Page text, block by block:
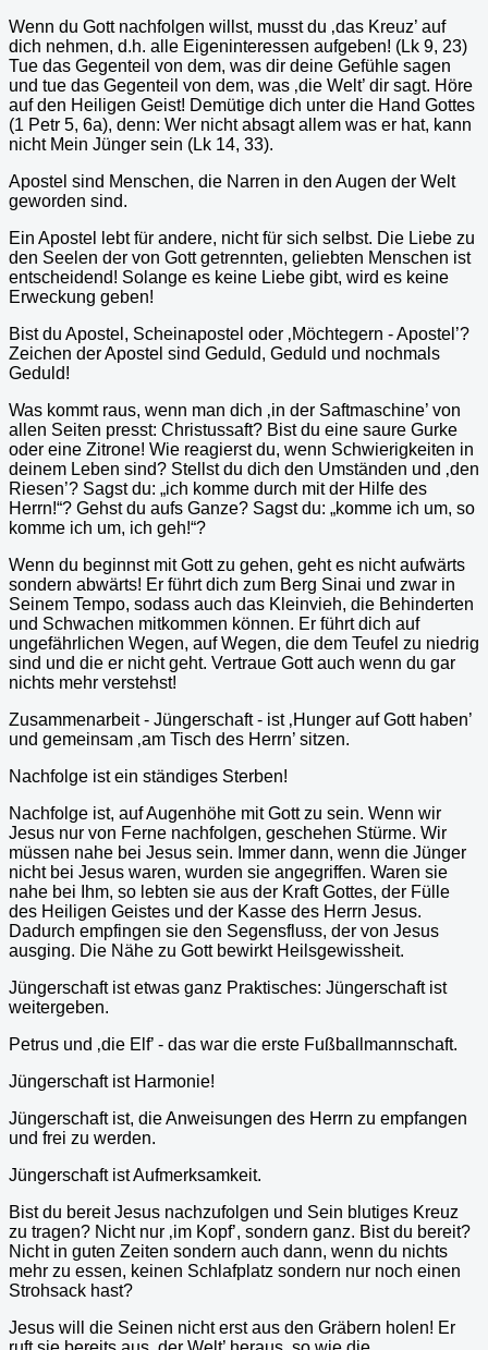
Wenn du Gott nachfolgen willst, musst du ‚das Kreuz’ auf
dich nehmen, d.h. alle Eigeninteressen aufgeben! (Lk 9, 23)
Tue das Gegenteil von dem, was dir deine Gefühle sagen
und tue das Gegenteil von dem, was ‚die Welt’ dir sagt. Höre
auf den Heiligen Geist! Demütige dich unter die Hand Gottes
(1 Petr 5, 6a), denn: Wer nicht absagt allem was er hat, kann
nicht Mein Jünger sein (Lk 14, 33).
Apostel sind Menschen, die Narren in den Augen der Welt
geworden sind.
Ein Apostel lebt für andere, nicht für sich selbst. Die Liebe zu
den Seelen der von Gott getrennten, geliebten Menschen ist
entscheidend! Solange es keine Liebe gibt, wird es keine
Erweckung geben!
Bist du Apostel, Scheinapostel oder ‚Möchtegern - Apostel’?
Zeichen der Apostel sind Geduld, Geduld und nochmals
Geduld!
Was kommt raus, wenn man dich ‚in der Saftmaschine’ von
allen Seiten presst: Christussaft? Bist du eine saure Gurke
oder eine Zitrone! Wie reagierst du, wenn Schwierigkeiten in
deinem Leben sind? Stellst du dich den Umständen und ‚den
Riesen’? Sagst du: „ich komme durch mit der Hilfe des
Herrn!“? Gehst du aufs Ganze? Sagst du: „komme ich um, so
komme ich um, ich geh!“?
Wenn du beginnst mit Gott zu gehen, geht es nicht aufwärts
sondern abwärts! Er führt dich zum Berg Sinai und zwar in
Seinem Tempo, sodass auch das Kleinvieh, die Behinderten
und Schwachen mitkommen können. Er führt dich auf
ungefährlichen Wegen, auf Wegen, die dem Teufel zu niedrig
sind und die er nicht geht. Vertraue Gott auch wenn du gar
nichts mehr verstehst!
Zusammenarbeit - Jüngerschaft - ist ‚Hunger auf Gott haben’
und gemeinsam ‚am Tisch des Herrn’ sitzen.
Nachfolge ist ein ständiges Sterben!
Nachfolge ist, auf Augenhöhe mit Gott zu sein. Wenn wir
Jesus nur von Ferne nachfolgen, geschehen Stürme. Wir
müssen nahe bei Jesus sein. Immer dann, wenn die Jünger
nicht bei Jesus waren, wurden sie angegriffen. Waren sie
nahe bei Ihm, so lebten sie aus der Kraft Gottes, der Fülle
des Heiligen Geistes und der Kasse des Herrn Jesus.
Dadurch empfingen sie den Segensfluss, der von Jesus
ausging. Die Nähe zu Gott bewirkt Heilsgewissheit.
Jüngerschaft ist etwas ganz Praktisches: Jüngerschaft ist
weitergeben.
Petrus und ‚die Elf’ - das war die erste Fußballmannschaft.
Jüngerschaft ist Harmonie!
Jüngerschaft ist, die Anweisungen des Herrn zu empfangen
und frei zu werden.
Jüngerschaft ist Aufmerksamkeit.
Bist du bereit Jesus nachzufolgen und Sein blutiges Kreuz
zu tragen? Nicht nur ‚im Kopf’, sondern ganz. Bist du bereit?
Nicht in guten Zeiten sondern auch dann, wenn du nichts
mehr zu essen, keinen Schlafplatz sondern nur noch einen
Strohsack hast?
Jesus will die Seinen nicht erst aus den Gräbern holen! Er